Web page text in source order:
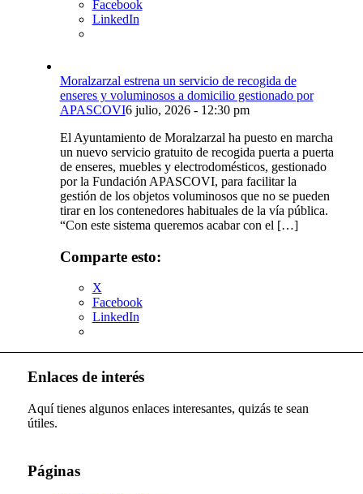
Facebook
LinkedIn
Moralzarzal estrena un servicio de recogida de
enseres y voluminosos a domicilio gestionado por
APASCOVI6 julio, 2026 - 12:30 pm
El Ayuntamiento de Moralzarzal ha puesto en marcha
un nuevo servicio gratuito de recogida puerta a puerta
de enseres, muebles y electrodomésticos, gestionado
por la Fundación APASCOVI, para facilitar la
gestión de los objetos voluminosos que no se pueden
tirar en los contenedores habituales de la vía pública.
“Con este sistema queremos acabar con el […]
Comparte esto:
X
Facebook
LinkedIn
Enlaces de interés
Aquí tienes algunos enlaces interesantes, quizás te sean
útiles.
Páginas